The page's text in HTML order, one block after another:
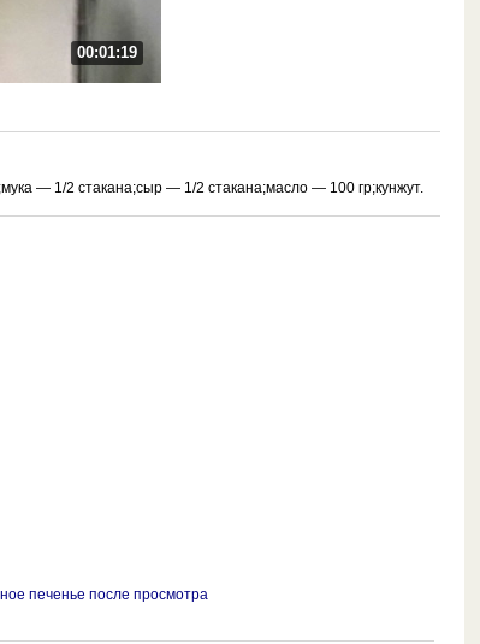
00:01:19
— 1/2 стакана;сыр — 1/2 стакана;масло — 100 гр;кунжут.
печенье после просмотра